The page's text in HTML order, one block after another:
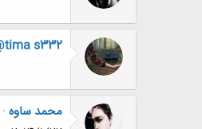
s332
محمد ساوه